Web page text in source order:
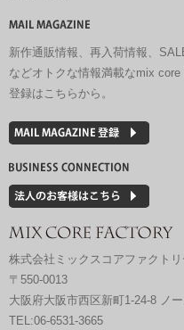
新作通販情報、再入荷情報、
などオトクな情報満載なmix core
登録はこちらから。
株式会社ミックスコアファクトリ
〒550-0013
大阪府大阪市西区新町1-24-8 ノ
TEL:06-6531-3665